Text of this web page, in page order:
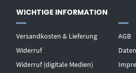
WICHTIGE INFORMATION
Versandkosten & Lieferung
Widerruf
Widerruf (digitale Medien)
AGB